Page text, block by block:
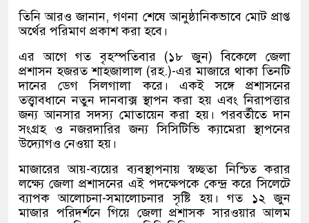
তিনি আরও জানান, গণনা শেষে আনুষ্ঠানিকভাবে মোট প্রাপ্ত
অর্থের পরিমাণ প্রকাশ করা হবে।
এর আগে গত বৃহস্পতিবার (১৮ জুন) বিকেলে জেলা
প্রশাসন হজরত শাহজালাল (রহ.)-এর মাজারে থাকা তিনটি
দানের ডেগ সিলগালা করে। একই সঙ্গে প্রশাসনের
তত্ত্বাবধানে নতুন দানবাক্স স্থাপন করা হয় এবং নিরাপত্তার
জন্য আনসার সদস্য মোতায়েন করা হয়। পরবর্তীতে দান
সংগ্রহ ও নজরদারির জন্য সিসিটিভি ক্যামেরা স্থাপনের
উদ্যোগও নেওয়া হয়।
মাজারের আয়-ব্যয়ের ব্যবস্থাপনায় স্বচ্ছতা নিশ্চিত করার
লক্ষ্যে জেলা প্রশাসনের এই পদক্ষেপকে কেন্দ্র করে সিলেটে
ব্যাপক আলোচনা-সমালোচনার সৃষ্টি হয়। গত ১২ জুন
মাজার পরিদর্শনে গিয়ে জেলা প্রশাসক সারওয়ার আলম